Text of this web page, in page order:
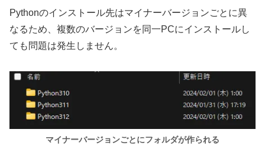
Pythonのインストール先はマイナーバージョンごとに異
なるため、複数のバージョンを同一PCにインストールし
ても問題は発生しません。
マイナーバージョンごとにフォルダが作られる